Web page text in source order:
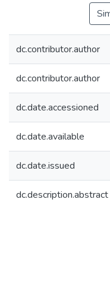
dc.contributor.author
dc.contributor.author
dc.date.accessioned
dc.date.available
dc.date.issued
dc.description.abstract